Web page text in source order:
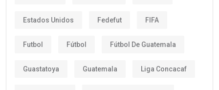
Estados Unidos Fedefut FIFA
Futbol Fútbol Fútbol De Guatemala
Guastatoya Guatemala Liga Concacaf